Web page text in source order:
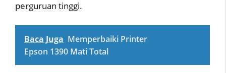
perguruan tinggi.
Baca Juga Memperbaiki Printer
Epson 1390 Mati Total